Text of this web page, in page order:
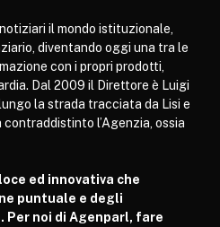
il mondo istituzionale,
diventando oggi una tra le
con i propri prodotti,
Dal 2009 il Direttore è Luigi
la strada tracciata da Lisi e
l’Agenzia, ossia
ed innovativa che
puntuale e degli
noi di Agenparl, fare